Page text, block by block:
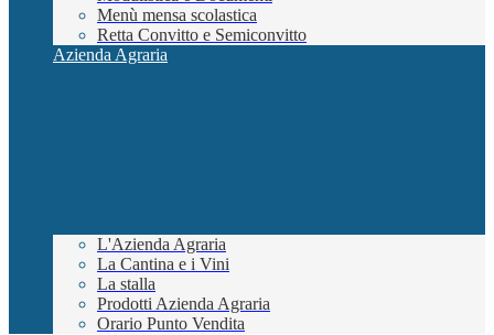
Menù mensa scolastica
Retta Convitto e Semiconvitto
Azienda Agraria
L'Azienda Agraria
La Cantina e i Vini
La stalla
Prodotti Azienda Agraria
Orario Punto Vendita